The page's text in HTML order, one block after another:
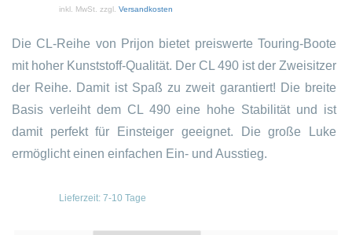
inkl. MwSt. zzgl. Versandkosten
Die CL-Reihe von Prijon bietet preiswerte Touring-Boote
mit hoher Kunststoff-Qualität. Der CL 490 ist der Zweisitzer
der Reihe. Damit ist Spaß zu zweit garantiert! Die breite
Basis verleiht dem CL 490 eine hohe Stabilität und ist
damit perfekt für Einsteiger geeignet. Die große Luke
ermöglicht einen einfachen Ein- und Ausstieg.
Lieferzeit: 7-10 Tage